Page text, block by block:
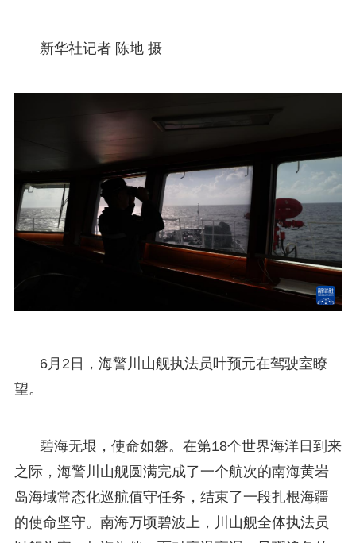
新华社记者 陈地 摄
6月2日，海警川山舰执法员叶预元在驾驶室瞭
望。
碧海无垠，使命如磐。在第18个世界海洋日到来
之际，海警川山舰圆满完成了一个航次的南海黄岩
岛海域常态化巡航值守任务，结束了一段扎根海疆
的使命坚守。南海万顷碧波上，川山舰全体执法员